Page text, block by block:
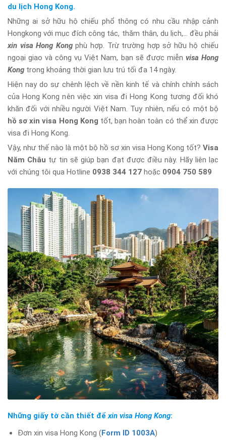
du lịch Hong Kong.
Những ai sở hữu hộ chiếu phổ thông có nhu cầu nhập cảnh
Hongkong với mục đích công tác, thăm thân, du lịch,… đều phải
xin visa Hong Kongphù hợp. Trừ trường hợp sở hữu hộ chiếu
ngoại giao và công vụ Việt Nam, bạn sẽ được miễn visa Hong
Kong trong khoảng thời gian lưu trú tối đa 14 ngày.
Hiện nay do sự chênh lệch về nền kinh tế và chính chính sách
của Hong Kong nên việc xin visa đi Hong Kong tương đối khó
khăn đối với nhiều người Việt Nam. Tuy nhiên, nếu có một bộ
hồ sơ xin visa Hong Kong tốt, bạn hoàn toàn có thể xin được
visa đi Hong Kong.
Vậy, như thế nào là một bộ hồ sơ xin visa Hong Kong tốt? Visa
Năm Châu tự tin sẽ giúp bạn đạt được điều này. Hãy liên lạc
với chúng tôi qua Hotline 0938 344 127 hoặc 0904 750 589
Những giấy tờ cần thiết để xin visa Hong Kong:
Đơn xin visa Hong Kong (Form ID 1003A)